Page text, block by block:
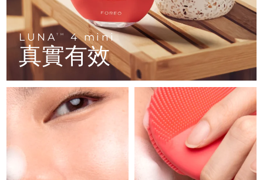
LUNATM 4 mini
真實有效
LUNA™護膚
Premium cleansers & balm
LUNA™ 設備
All facial cleansing devices
面膜
Rejuvenation & hydration
UFO™ 設備
All deep facial hydration devices
issa™ Teeth Whitening Set
Dual LED + sonic device & 18% PAP gel
ISSA™ 設備
All silicone sonic toothbrushes
FAQ™ 103
Luxurious clinical anti-aging set
FAQ™ P1 Primer
Manuka honey primer
FAQ™護膚品
All FAQ™ skincare
FAQ™ 211
Anti-aging neck & décolleté LED mask
FAQ™ 221
Anti-aging LED hand mask
FAQ™護膚品
All FAQ™ skincare
FAQ™ Scalp Serum
Scalp recovery probiotic serum
FAQ™護膚品
All FAQ™ skincare
FAQ™產品
All hair treatments
FAQ™ 502
Full-Spectrum Red Light Therapy
FAQ™ Red Light Serum
FAQ™ skincare
All FAQ™ skincare
保健品
專業治療
脫毛
PEACH™ 2 Pro Max
Professional IPL hair removal device
身體護理
BEAR™ 2 body
Microcurrent body toning
捷克 預計送達日期8/10/26
丹麥 預計送達日期8/10/26
愛沙尼亞 預計送達日期
芬蘭 預計送達日期8/10/26
法國 預計送達日期 8/10/26
預計送達日期8/14/26
德國 預計送達日期 8/10/26